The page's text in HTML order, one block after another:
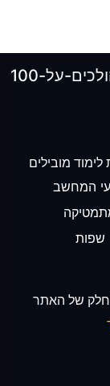
לימוד מובילים
המחשב
שפות
חלק של האתר